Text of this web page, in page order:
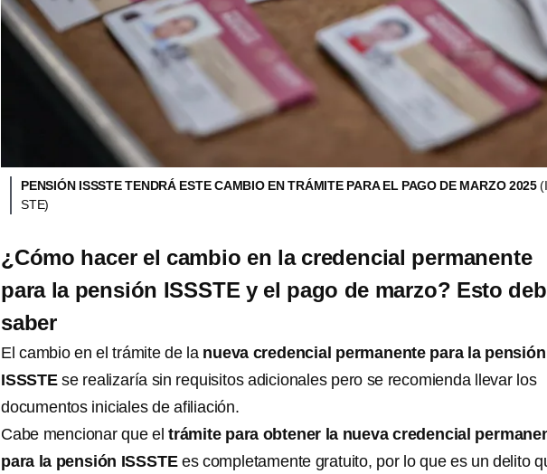
PENSIÓN ISSSTE TENDRÁ ESTE CAMBIO EN TRÁMITE PARA EL PAGO DE MARZO 2025
STE)
¿Cómo hacer el cambio en la credencial permanente
para la pensión ISSSTE y el pago de marzo? Esto
saber
El cambio en el trámite de la nueva credencial permanente para la pensión
ISSSTEse realizaría sin requisitos adicionales pero se recomienda llevar los
documentos iniciales de afiliación.
Cabe mencionar que el trámite para obtener la nueva credencial
para la pensión ISSSTEes completamente gratuito, por lo que es un delito